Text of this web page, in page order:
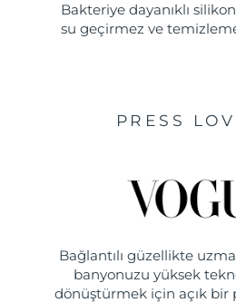
Bakteriye dayanıklı
su geçirmez ve
PRESS
Bağlantılı güzellikte
banyonuzu yüksek
dönüştürmek için açık bir